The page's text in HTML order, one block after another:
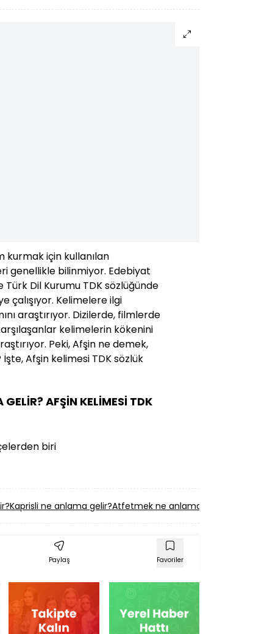
kurmak için kullanılan
genellikle bilinmiyor. Edebiyat
Dil Kurumu TDK sözlüğünde
çalışıyor. Kelimelere ilgi
araştırıyor. Dizilerde, filmlerde
kelimelerin kökenini
Peki, Afşin ne demek,
Afşin kelimesi TDK sözlük
AFŞİN KELİMESİ TDK
biri
Kaprisli ne anlama gelir?Atfetmek ne anlama gelir?
Paylaş Favoriler